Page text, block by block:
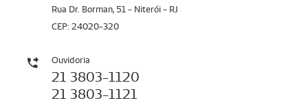
Rua Dr. Borman, 51 - Niterói - RJ
CEP: 24020-320
Ouvidoria
21 3803-1120
21 3803-1121